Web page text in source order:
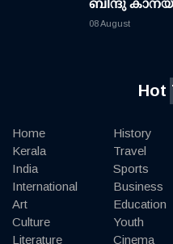
ബിന്ദു
08 August
Hot
Home
Kerala
India
International
Art
Culture
Literature
History
Travel
Sports
Business
Education
Youth
Cinema